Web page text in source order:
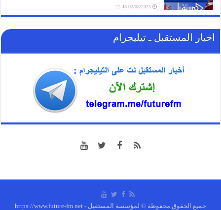
02/08/2025 21:48
اخبار المستقبل ـ تيليجرام
جميع الحقوق محفوظة © لمؤسسة المستقبل - https://www.future-fm.net